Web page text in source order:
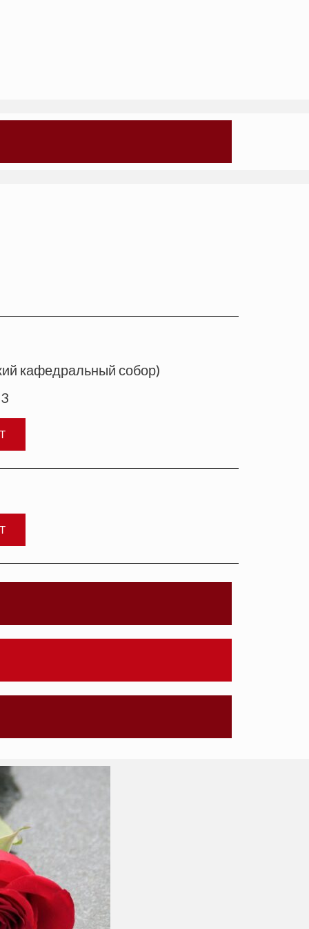
кафедральный собор)